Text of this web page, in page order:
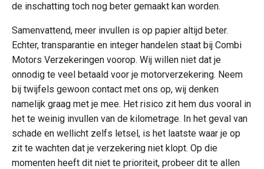
de inschatting toch nog beter gemaakt kan worden.
Samenvattend, meer invullen is op papier altijd beter.
Echter, transparantie en integer handelen staat bij Combi
Motors Verzekeringen voorop. Wij willen niet dat je
onnodig te veel betaald voor je motorverzekering. Neem
bij twijfels gewoon contact met ons op, wij denken
namelijk graag met je mee. Het risico zit hem dus vooral in
het te weinig invullen van de kilometrage. In het geval van
schade en wellicht zelfs letsel, is het laatste waar je op
zit te wachten dat je verzekering niet klopt. Op die
momenten heeft dit niet te prioriteit, probeer dit te allen